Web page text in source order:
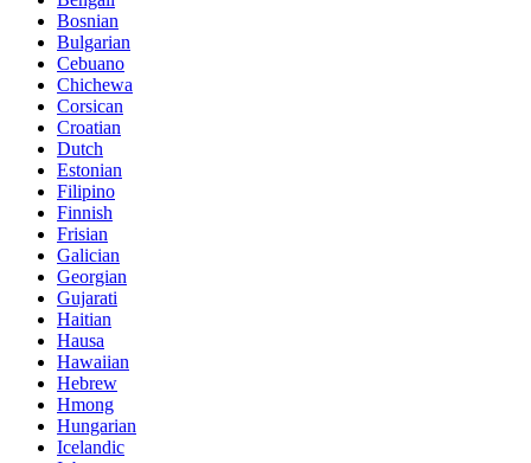
Bosnian
Bulgarian
Cebuano
Chichewa
Corsican
Croatian
Dutch
Estonian
Filipino
Finnish
Frisian
Galician
Georgian
Gujarati
Haitian
Hausa
Hawaiian
Hebrew
Hmong
Hungarian
Icelandic